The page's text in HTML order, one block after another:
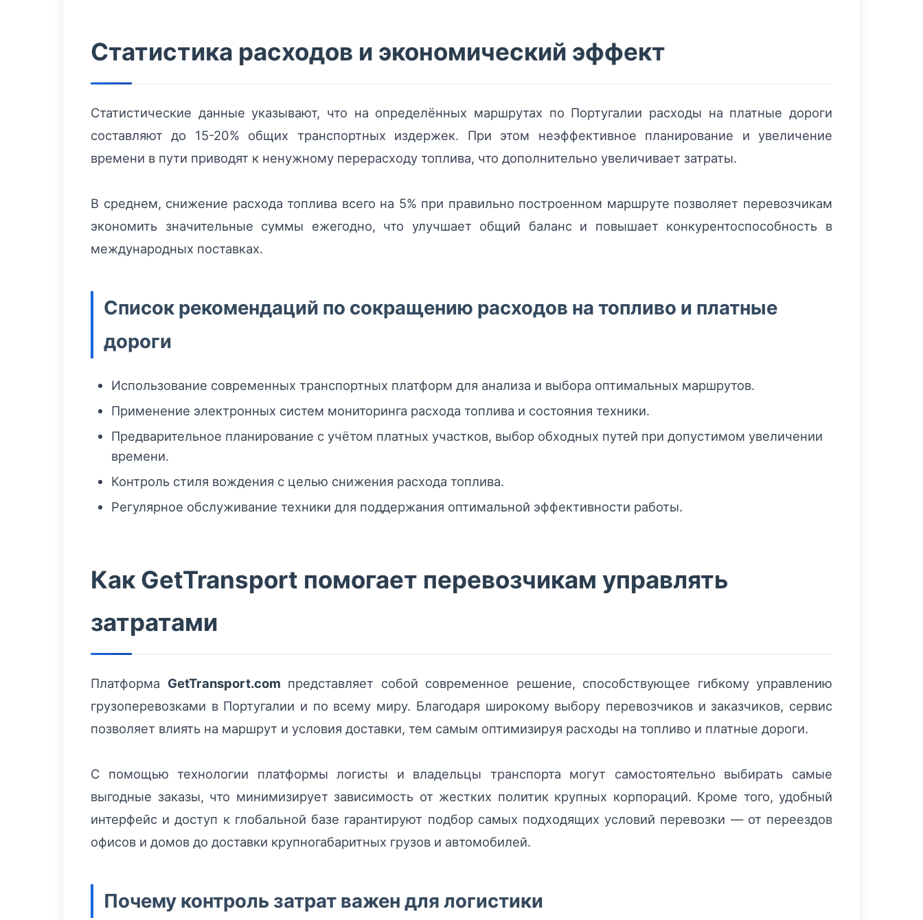
Статистика расходов и экономический эффект
Статистические данные указывают, что на определённых маршрутах по Португалии расходы на платные дороги
составляют до 15-20% общих транспортных издержек. При этом неэффективное планирование и увеличение
времени в пути приводят к ненужному перерасходу топлива, что дополнительно увеличивает затраты.
В среднем, снижение расхода топлива всего на 5% при правильно построенном маршруте позволяет перевозчикам
экономить значительные суммы ежегодно, что улучшает общий баланс и повышает конкурентоспособность в
международных поставках.
Список рекомендаций по сокращению расходов на топливо и платные
дороги
Использование современных транспортных платформ для анализа и выбора оптимальных маршрутов.
Применение электронных систем мониторинга расхода топлива и состояния техники.
Предварительное планирование с учётом платных участков, выбор обходных путей при допустимом увеличении
времени.
Контроль стиля вождения с целью снижения расхода топлива.
Регулярное обслуживание техники для поддержания оптимальной эффективности работы.
Как GetTransport помогает перевозчикам управлять
затратами
Платформа GetTransport.com представляет собой современное решение, способствующее гибкому управлению
грузоперевозками в Португалии и по всему миру. Благодаря широкому выбору перевозчиков и заказчиков, сервис
позволяет влиять на маршрут и условия доставки, тем самым оптимизируя расходы на топливо и платные дороги.
С помощью технологии платформы логисты и владельцы транспорта могут самостоятельно выбирать самые
выгодные заказы, что минимизирует зависимость от жестких политик крупных корпораций. Кроме того, удобный
интерфейс и доступ к глобальной базе гарантируют подбор самых подходящих условий перевозки — от переездов
офисов и домов до доставки крупногабаритных грузов и автомобилей.
Почему контроль затрат важен для логистики